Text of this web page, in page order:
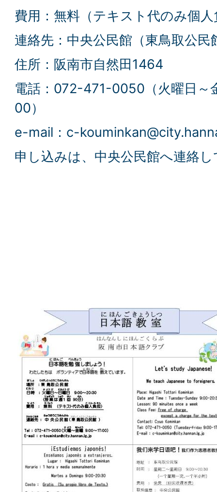
費用：無料（テキスト代のみ個人
連絡先：中央公民館（東鳥取公民
住所：阪南市自然田1464
電話：072-471-0050（火曜日～
00）
e-mail：c-
申し込みは、中央公民館へ連絡